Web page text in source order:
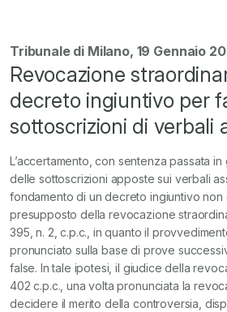
Tribunale di Milano, 19 Gennaio
Revocazione
decreto ingiuntivo per
sottoscrizioni di verbali
L’accertamento, con sentenza passata
delle sottoscrizioni apposte sui verbali
fondamento di un decreto ingiuntivo non
presupposto della revocazione
395, n. 2, c.p.c., in quanto il
pronunciato sulla base di prove
false. In tale ipotesi, il giudice della
402 c.p.c., una volta pronunciata la
decidere il merito della controversia,